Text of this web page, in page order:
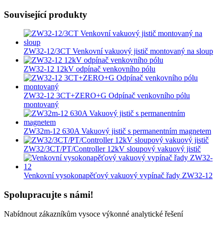
Související produkty
ZW32-12/3CT Venkovní vakuový jistič montovaný na sloup
ZW32-12 12kV odpínač venkovního pólu
ZW32-12 3CT+ZERO+G Odpínač venkovního pólu
montovaný
ZW32m-12 630A Vakuový jistič s permanentním magnetem
ZW32/3CT/PT/Controller 12kV sloupový vakuový jistič
Venkovní vysokonapěťový vakuový vypínač řady ZW32-12
Spolupracujte s námi!
Nabídnout zákazníkům vysoce výkonné analytické řešení